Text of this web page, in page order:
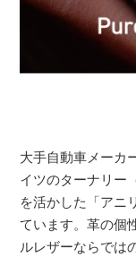
大手自動車メーカ
イツのターナリー
を活かした「アニ
ています。革の個
ルレザーならでは